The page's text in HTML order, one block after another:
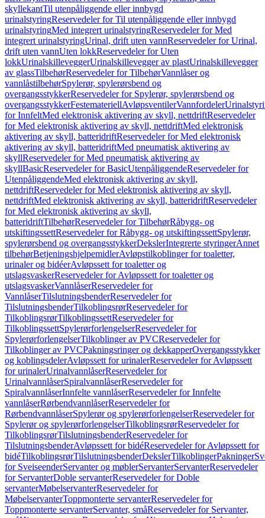
skyllekantTil utenpåliggende eller innbygd
urinalstyringReservedeler for Til utenpåliggende eller innbygd
urinalstyringMed integrert urinalstyringReservedeler for Med
integrert urinalstyringUrinal, drift uten vannReservedeler for Urinal,
drift uten vannUten lokkReservedeler for Uten
lokkUrinalskilleveggerUrinalskillevegger av plastUrinalskillevegger
av glassTilbehørReservedeler for TilbehørVannlåser og
vannlåstilbehørSpylerør, spylerørsbend og
overgangsstykkerReservedeler for Spylerør, spylerørsbend og
overgangsstykkerFestemateriellAvløpsventilerVannfordeler
for InnfeltMed elektronisk aktivering av skyll, nettdriftReservedeler
for Med elektronisk aktivering av skyll, nettdriftMed elektronisk
aktivering av skyll, batteridriftReservedeler for Med elektronisk
aktivering av skyll, batteridriftMed pneumatisk aktivering av
skyllReservedeler for Med pneumatisk aktivering av
skyllBasicReservedeler for BasicUtenpåliggendeReservedeler for
UtenpåliggendeMed elektronisk aktivering av skyll,
nettdriftReservedeler for Med elektronisk aktivering av skyll,
nettdriftMed elektronisk aktivering av skyll, batteridriftReservedeler
for Med elektronisk aktivering av skyll,
batteridriftTilbehørReservedeler for TilbehørRåbygg- og
utskiftingssettReservedeler for Råbygg- og utskiftingssettSpylerør,
spylerørsbend og overgangsstykkerDekslerIntegrerte styringerAnnet
tilbehørBetjeningshjelpemidlerAvløpstilkoblinger for toaletter,
urinaler og bidéerAvløpssett for toaletter og
utslagsvaskerReservedeler for Avløpssett for toaletter og
utslagsvaskerVannlåserReservedeler for
VannlåserTilslutningsbenderReservedeler for
TilslutningsbenderTilkoblingsrørReservedeler for
TilkoblingsrørTilkoblingssettReservedeler for
TilkoblingssettSpylerørforlengelserReservedeler for
SpylerørforlengelserTilkoblinger av PVCReservedeler for
Tilkoblinger av PVCPakningsringer og dekkapperOvergangsstykker
og koblingsdelerAvløpssett for urinalerReservedeler for Avløpssett
for urinalerUrinalvannlåserReservedeler for
UrinalvannlåserSpiralvannlåserReservedeler for
SpiralvannlåserInnfelte vannlåserReservedeler for Innfelte
vannlåserRørbendvannlåserReservedeler for
RørbendvannlåserSpylerør og spylerørforlengelserReservedeler for
Spylerør og spylerørforlengelserTilkoblingsrørReservedeler for
TilkoblingsrørTilslutningsbenderReservedeler for
TilslutningsbenderAvløpssett for bidéReservedeler for Avløpssett for
bidéTilkoblingsrørTilslutningsbenderDekslerTilkoblingerPakninger
for SveiseenderServanter og møblerServanterServanterReservedeler
for ServanterDoble servanterReservedeler for Doble
servanterMøbelservanterReservedeler for
MøbelservanterToppmonterte servanterReservedeler for
Toppmonterte servanterServanter, småReservedeler for Servanter,